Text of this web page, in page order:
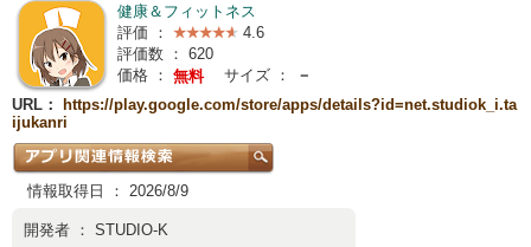
健康＆フィットネス
評価 ：
4.6
評価数 ： 620
価格 ： 無料 サイズ ：
－
URL：
https://play.google.com/store/apps/details?id=net.studiok_i.ta
ijukanri
情報取得日 ： 2026/8/9
開発者 ： STUDIO-K